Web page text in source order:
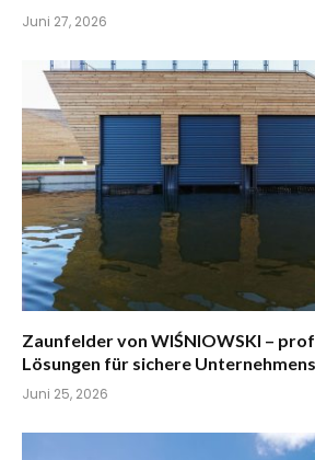
Juni 27, 2026
Zaunfelder von WIŚNIOWSKI –
Lösungen für sichere
Juni 25, 2026